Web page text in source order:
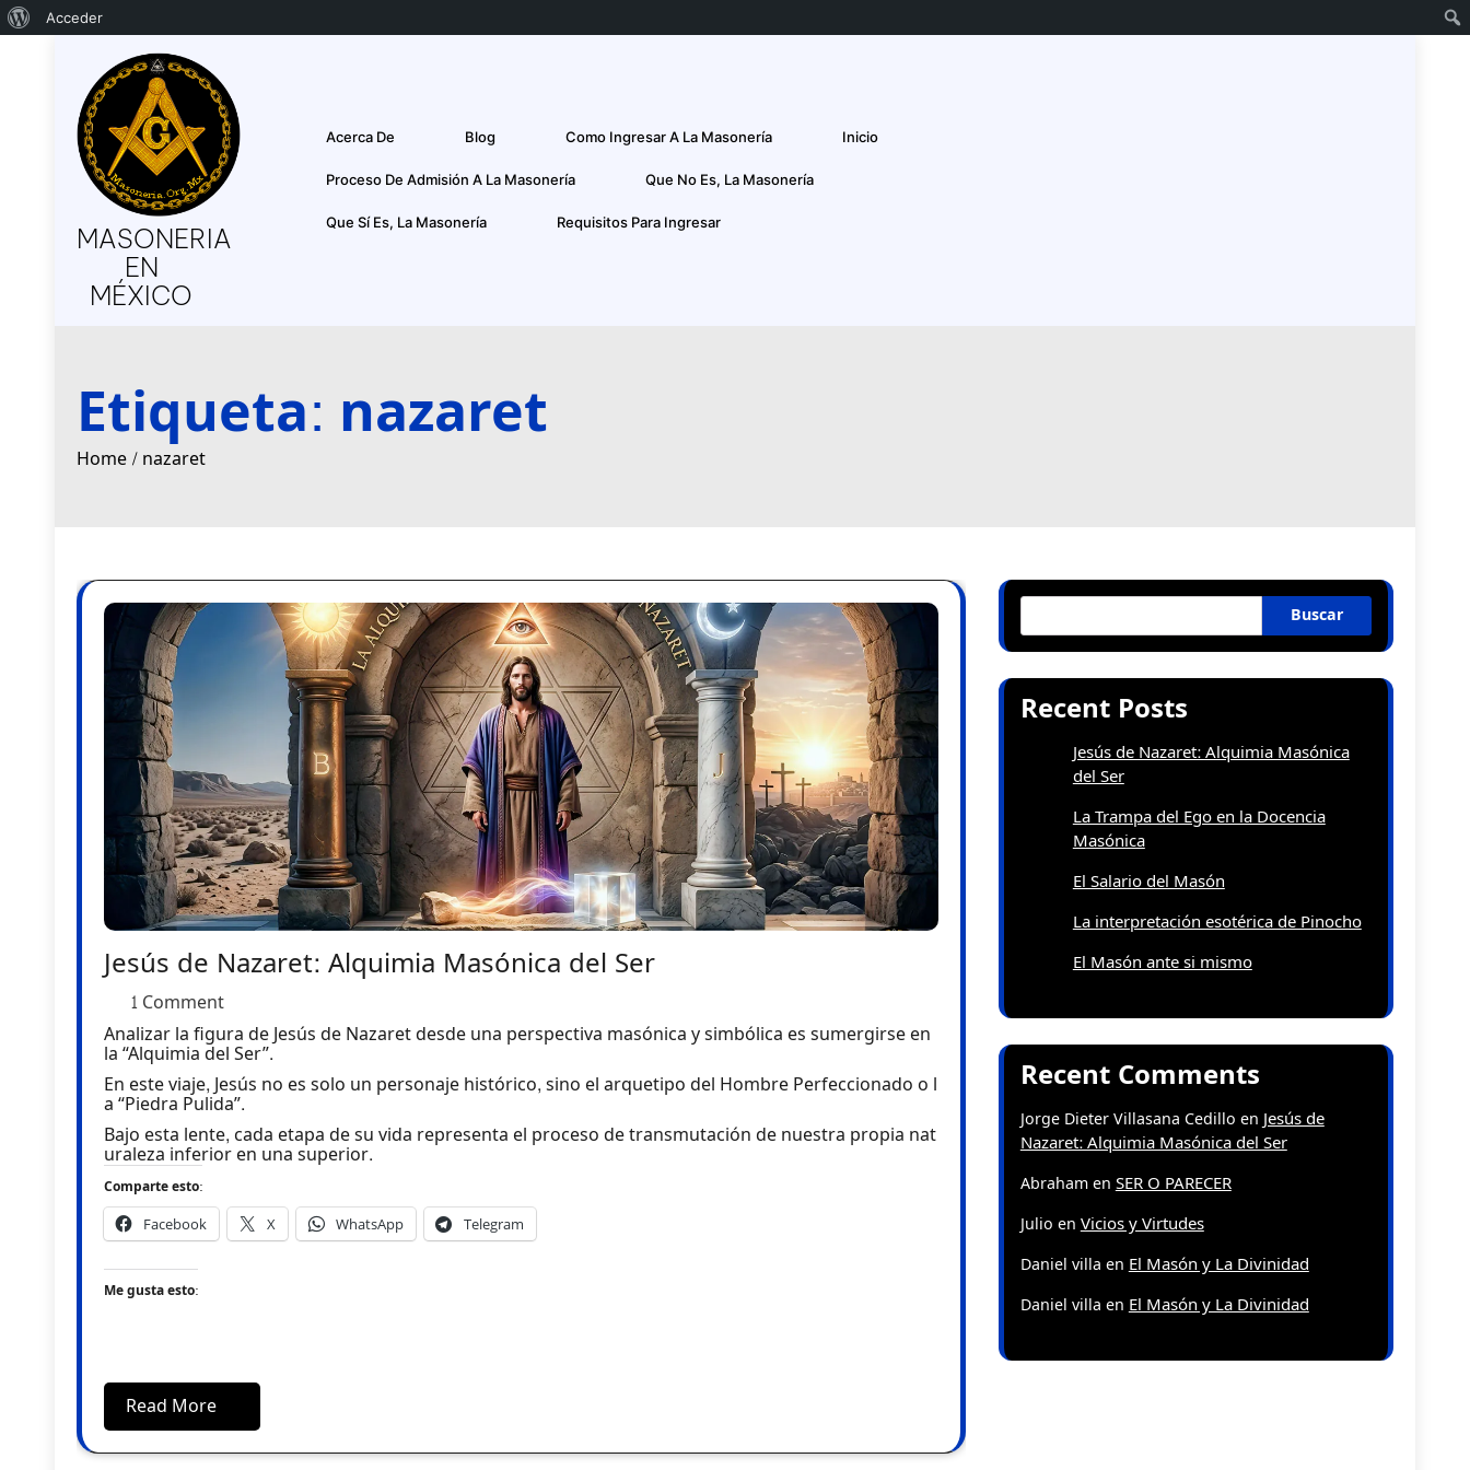
Acerca
WordPress
Acceder
content
MASONERIA
EN
MÉXICO
Acerca De Blog Como Ingresar A La Masonería Inicio
Proceso De Admisión A La Masonería Que No Es, La Masonería
Que Sí Es, La Masonería Requisitos Para Ingresar
Etiqueta: nazaret
Home nazaret
Jesús de Nazaret: Alquimia Masónica del Ser
1 Comment
Analizar la figura de Jesús de Nazaret desde una perspectiva masónica y simbólica es sumergirse en
la “Alquimia del Ser”.
En este viaje, Jesús no es solo un personaje histórico, sino el arquetipo del Hombre Perfeccionado o l
a “Piedra Pulida”.
Bajo esta lente, cada etapa de su vida representa el proceso de transmutación de nuestra propia nat
uraleza inferior en una superior.
Comparte esto:
Facebook X WhatsApp Telegram
Me gusta esto:
Read More
Buscar
Recent Posts
Jesús de Nazaret: Alquimia Masónica
del Ser
La Trampa del Ego en la Docencia
Masónica
El Salario del Masón
La interpretación esotérica de Pinocho
El Masón ante si mismo
Recent Comments
Jorge Dieter Villasana Cedillo enJesús de
Nazaret: Alquimia Masónica del Ser
AbrahamenSER O PARECER
Julio enVicios y Virtudes
Daniel villa enEl Masón y La Divinidad
Daniel villa enEl Masón y La Divinidad